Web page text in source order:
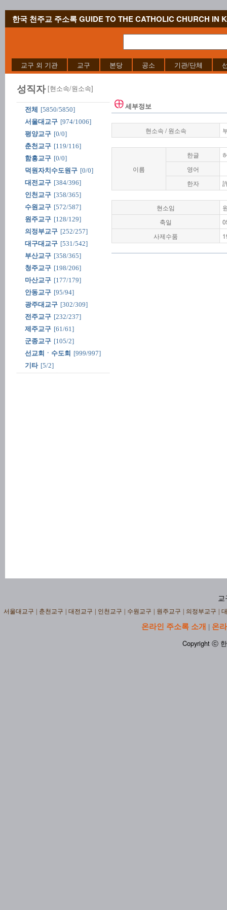
한국 천주교 주소록 GUIDE TO THE CATHOLIC CHURCH IN
교구 외 기관 교구 본당 공소 기관/단체
성직자 [현소속/원소속]
전체
[5850/5850]
서울대교구 [974/1006]
평양교구 [0/0]
춘천교구 [119/116]
함흥교구 [0/0]
덕원자치수도원구 [0/0]
대전교구 [384/396]
인천교구 [358/365]
수원교구 [572/587]
원주교구 [128/129]
의정부교구 [252/257]
대구대교구 [531/542]
부산교구 [358/365]
청주교구 [198/206]
마산교구 [177/179]
안동교구 [95/94]
광주대교구 [302/309]
전주교구 [232/237]
제주교구 [61/61]
군종교구 [105/2]
선교회ㆍ수도회 [999/997]
기타 [5/2]
세부정보
현소속 / 원소속
이름
한글
영어
한자
현소임
축일
사제수품
교
서울대교구 춘천교구 대전교구 인천교구 수원교구 원주교구 의정부교구
온라인 주소록 소개 | 온
Copyright ⓒ